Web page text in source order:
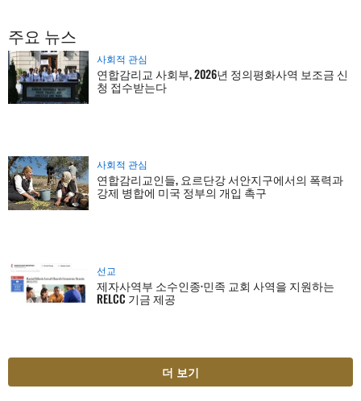
주요 뉴스
사회적 관심
연합감리교 사회부, 2026년 정의평화사역 보조금 신
청 접수받는다
사회적 관심
연합감리교인들, 요르단강 서안지구에서의 폭력과
강제 병합에 미국 정부의 개입 촉구
선교
제자사역부 소수인종·민족 교회 사역을 지원하는
RELCC 기금 제공
더 보기